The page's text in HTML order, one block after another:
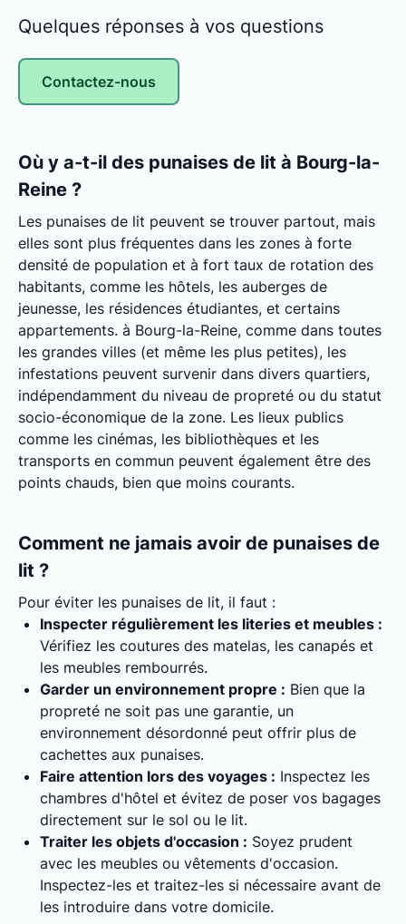
Quelques réponses à vos questions
Contactez-nous
Où y a-t-il des punaises de lit à Bourg-la-
Reine ?
Les punaises de lit peuvent se trouver partout, mais
elles sont plus fréquentes dans les zones à forte
densité de population et à fort taux de rotation des
habitants, comme les hôtels, les auberges de
jeunesse, les résidences étudiantes, et certains
appartements. à Bourg-la-Reine, comme dans toutes
les grandes villes (et même les plus petites), les
infestations peuvent survenir dans divers quartiers,
indépendamment du niveau de propreté ou du statut
socio-économique de la zone. Les lieux publics
comme les cinémas, les bibliothèques et les
transports en commun peuvent également être des
points chauds, bien que moins courants.
Comment ne jamais avoir de punaises de
lit ?
Pour éviter les punaises de lit, il faut :
Inspecter régulièrement les literies et meubles :
Vérifiez les coutures des matelas, les canapés et
les meubles rembourrés.
Garder un environnement propre : Bien que la
propreté ne soit pas une garantie, un
environnement désordonné peut offrir plus de
cachettes aux punaises.
Faire attention lors des voyages : Inspectez les
chambres d'hôtel et évitez de poser vos bagages
directement sur le sol ou le lit.
Traiter les objets d'occasion : Soyez prudent
avec les meubles ou vêtements d'occasion.
Inspectez-les et traitez-les si nécessaire avant de
les introduire dans votre domicile.